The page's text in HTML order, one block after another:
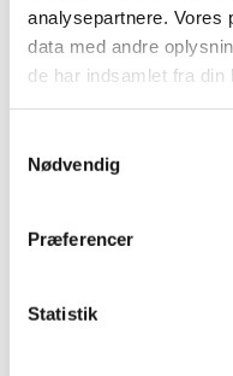
analysepartnere. Vores
data med andre
de har indsamlet fra din
Nødvendig
Præferencer
Statistik
2017 (48)
2016 (43)
2013 (3)
2011 (13)
2009 (14)
2007 (3)